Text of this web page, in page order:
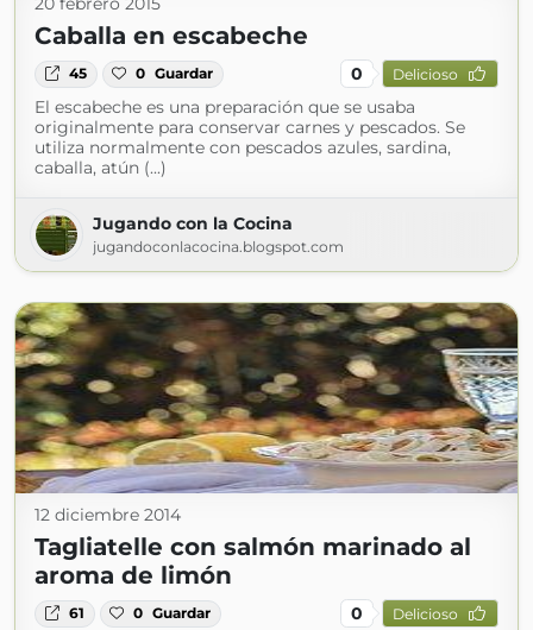
Caballa en escabeche
45 0 Guardar 0 Delicioso
El escabeche es una preparación que se usaba
originalmente para conservar carnes y pescados. Se
utiliza normalmente con pescados azules, sardina,
caballa, atún (...)
Jugando con la Cocina
jugandoconlacocina.blogspot.com
12 diciembre 2014
Tagliatelle con salmón marinado al
aroma de limón
61 0 Guardar 0 Delicioso